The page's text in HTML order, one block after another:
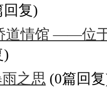
回复)
道情馆 ——位
)
之思 (0篇回